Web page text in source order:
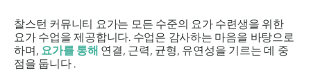
찰스턴 커뮤니티 요가는 모든 수준의 요가 수련생을 위한
요가 수업을 제공합니다. 수업은 감사하는 마음을 바탕으로
하며, 요가를 통해 연결, 근력, 균형, 유연성을 기르는 데 중
점을 둡니다 .